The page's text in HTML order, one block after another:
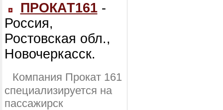
ПРОКАТ161-
Россия,
Ростовская обл.,
Новочеркасск.
Компания Прокат 161
специализируется на
пассажирск